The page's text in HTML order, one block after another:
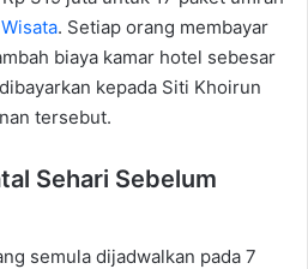
Wisata. Setiap orang membayar
biaya kamar hotel sebesar
kepada Siti Khoirun
tersebut.
Sehari Sebelum
semula dijadwalkan pada 7